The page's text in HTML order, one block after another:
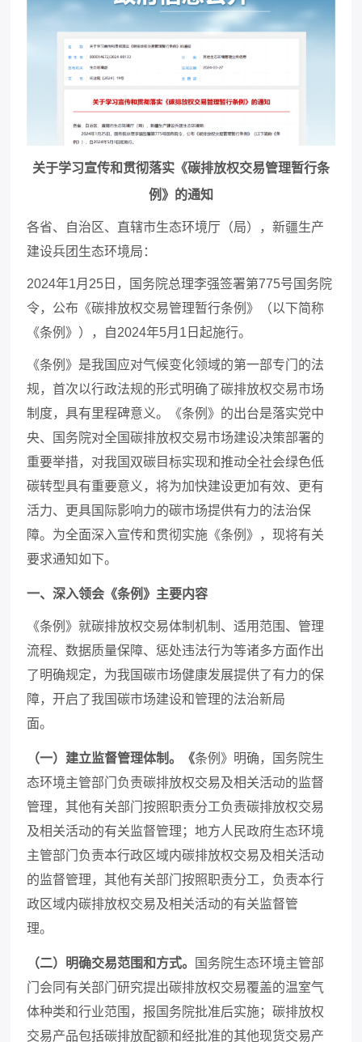
关于学习宣传和贯彻落实《碳排放权交易管理暂行条
例》的通知
各省、自治区、直辖市生态环境厅（局），新疆生产
建设兵团生态环境局：
2024年1月25日，国务院总理李强签署第775号国务院
令，公布《碳排放权交易管理暂行条例》（以下简称
《条例》），自2024年5月1日起施行。
《条例》是我国应对气候变化领域的第一部专门的法
规，首次以行政法规的形式明确了碳排放权交易市场
制度，具有里程碑意义。《条例》的出台是落实党中
央、国务院对全国碳排放权交易市场建设决策部署的
重要举措，对我国双碳目标实现和推动全社会绿色低
碳转型具有重要意义，将为加快建设更加有效、更有
活力、更具国际影响力的碳市场提供有力的法治保
障。为全面深入宣传和贯彻实施《条例》，现将有关
要求通知如下。
一、深入领会《条例》主要内容
《条例》就碳排放权交易体制机制、适用范围、管理
流程、数据质量保障、惩处违法行为等诸多方面作出
了明确规定，为我国碳市场健康发展提供了有力的保
障，开启了我国碳市场建设和管理的法治新局
面。
（一）建立监督管理体制。《条例》明确，国务院生
态环境主管部门负责碳排放权交易及相关活动的监督
管理，其他有关部门按照职责分工负责碳排放权交易
及相关活动的有关监督管理；地方人民政府生态环境
主管部门负责本行政区域内碳排放权交易及相关活动
的监督管理，其他有关部门按照职责分工，负责本行
政区域内碳排放权交易及相关活动的有关监督管
理。
（二）明确交易范围和方式。
国务院生态环境主管部
门会同有关部门研究提出碳排放权交易覆盖的温室气
体种类和行业范围，报国务院批准后实施；碳排放权
交易产品包括碳排放配额和经批准的其他现货交易产